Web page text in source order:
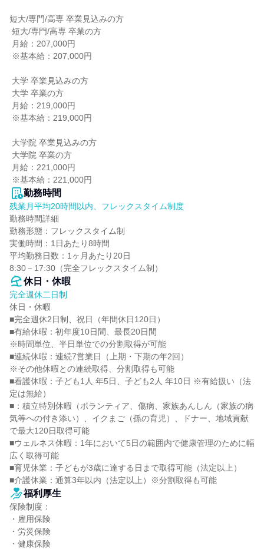
短大/専門/高専 卒業見込みの方
※基本給：221,000円
勤務時間
残業月平均20時間以内、フレックスタイム制度
勤務時間詳細
勤務形態：フレックスタイム制
実働時間：1日あたり8時間
平均勤務日数：1ヶ月あたり20日
8:30－17:30（完全フレックスタイム制）
休日・休暇
完全週休二日制
休日・休暇
■完全週休2日制、祝日（年間休日120日）
■有給休暇：初年度10日間、最長20日間
※時間単位、半日単位での分割取得が可能
■連続休暇：連続7営業日（上期・下期の年2回）
※その他休暇との連続取得、分割取得も可能
■看護休暇：子ども1人 年5日、子ども2人 年10日 ※有給扱い（法
定は無給）
■：積立特別休暇（ボランティア、傷病、家族あんしん（家族の病
気等への付き添い）、イクまご（孫の育児）、ドナー、地域貢献
で最大120日取得可能
■ウェルネス休暇：1年において5日の範囲内で健康管理のために幅
広く取得可能
■育児休業：子どもが3歳に達する日まで取得可能（法定以上）
■介護休業：通算3年以内（法定以上）※分割取得も可能
福利厚生
保険制度：
・雇用保険
・労災保険
・健康保険